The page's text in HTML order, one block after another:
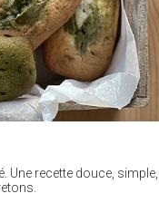
Une recette douce, simple,